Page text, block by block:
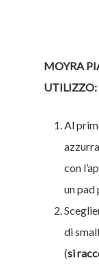
MOYRA
UTILIZZO:
Al
con
un pad
di
(si